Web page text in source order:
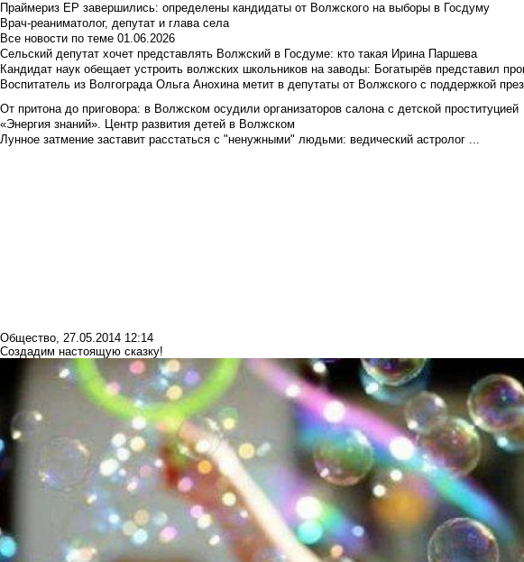
Праймериз ЕР завершились: определены кандидаты от Волжского на выборы в Госдуму
Врач-реаниматолог, депутат и глава села
Все новости по теме 01.06.2026
Сельский депутат хочет представлять Волжский в Госдуме: кто такая Ирина Паршева
Кандидат наук обещает устроить волжских школьников на заводы: Богатырёв представил
Воспитатель из Волгограда Ольга Анохина метит в депутаты от Волжского с поддержкой
От притона до приговора: в Волжском осудили организаторов салона с детской проституцией
«Энергия знаний». Центр развития детей в Волжском
Лунное затмение заставит расстаться с "ненужными" людьми: ведический астролог ...
Общество, 27.05.2014 12:14
Создадим настоящую сказку!